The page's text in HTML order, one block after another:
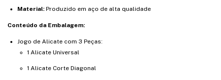
Material: Produzido em aço de alta qualidade
Conteúdo da Embalagem:
Jogo de Alicate com 3 Peças:
1 Alicate Universal
1 Alicate Corte Diagonal